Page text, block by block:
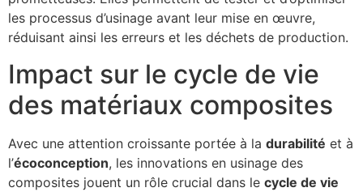
les processus d’usinage avant leur mise en œuvre,
réduisant ainsi les erreurs et les déchets de production.
Impact sur le cycle de vie
des matériaux composites
Avec une attention croissante portée à la durabilité et à
l’écoconception, les innovations en usinage des
composites jouent un rôle crucial dans le cycle de vie